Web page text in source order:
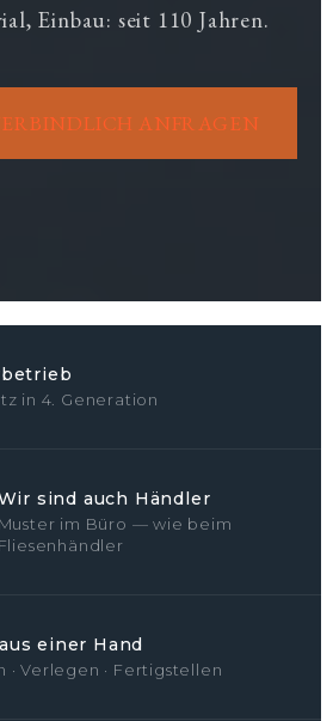
Einbau: seit 110 Jahren.
ANFRAGEN
in 4. Generation
sind auch Händler
Muster im Büro — wie beim
Fliesenhändler
einer Hand
· Verlegen · Fertigstellen